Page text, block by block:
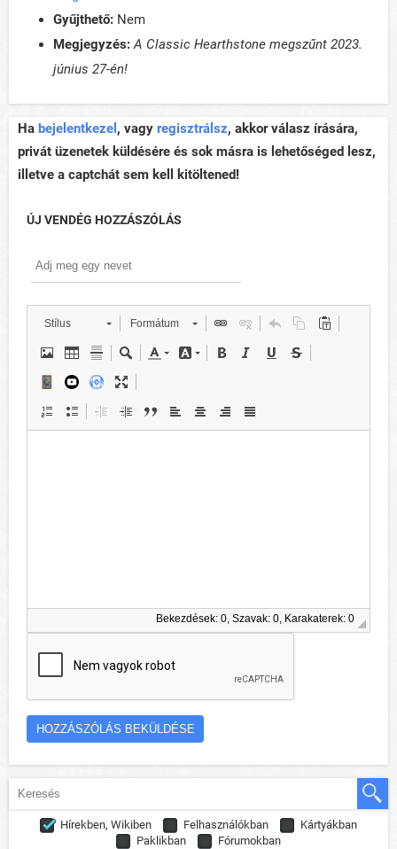
Gyűjthető: Nem
Megjegyzés: A Classic Hearthstone megszűnt 2023.
június 27-én!
Ha bejelentkezel , vagy regisztrálsz, akkor válasz írására,
privát üzenetek küldésére és sok másra is lehetőséged lesz,
illetve a captchát sem kell kitöltened!
ÚJ VENDÉG HOZZÁSZÓLÁS
Stílus Formátum
Bekezdések: 0, Szavak: 0, Karakaterek: 0
Hírekben, Wikiben Felhasználókban
Kártyákban
Paklikban
Fórumokban